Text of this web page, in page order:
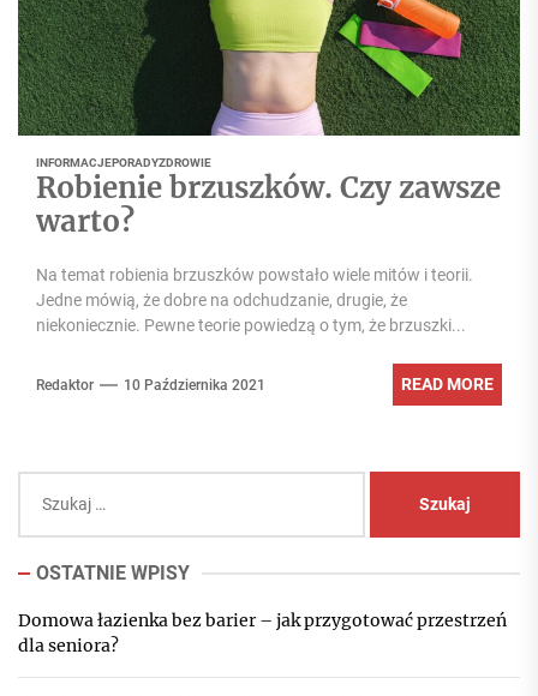
INFORMACJEPORADYZDROWIE
Robienie brzuszków. Czy zawsze
warto?
Na temat robienia brzuszków powstało wiele mitów i teorii.
Jedne mówią, że dobre na odchudzanie, drugie, że
niekoniecznie. Pewne teorie powiedzą o tym, że brzuszki...
Redaktor 10 Października 2021 READ MORE
OSTATNIE WPISY
Domowa łazienka bez barier – jak przygotować przestrzeń
dla seniora?